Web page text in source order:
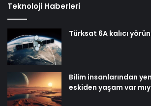
Teknoloji Haberleri
Türksat 6A kalıcı
Bilim insanlarından
eskiden yaşam var